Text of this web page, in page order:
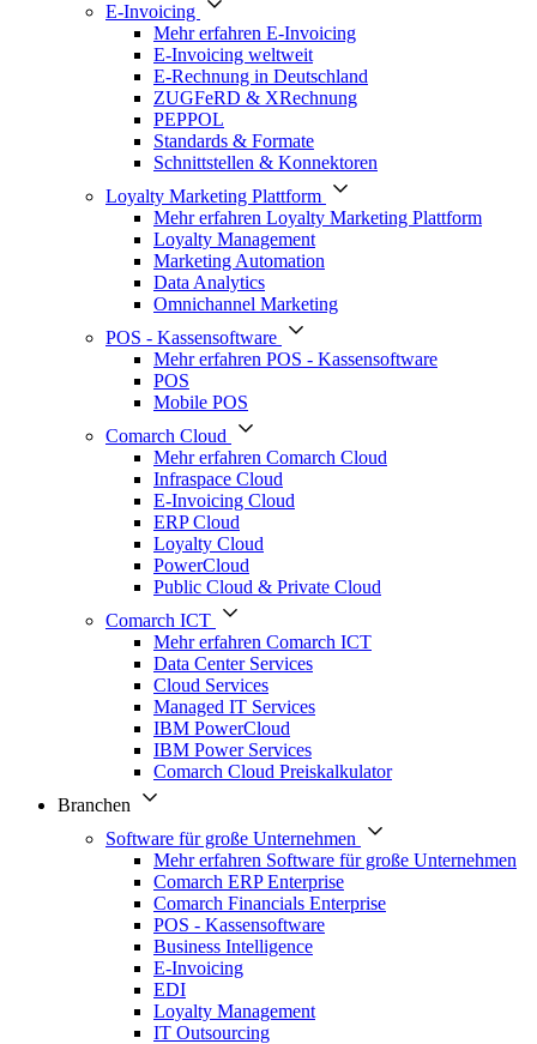
E-Invoicing
Mehr erfahren E-Invoicing
E-Invoicing weltweit
E-Rechnung in Deutschland
ZUGFeRD & XRechnung
PEPPOL
Standards & Formate
Schnittstellen & Konnektoren
Loyalty Marketing Plattform
Mehr erfahren Loyalty Marketing Plattform
Loyalty Management
Marketing Automation
Data Analytics
Omnichannel Marketing
POS - Kassensoftware
Mehr erfahren POS - Kassensoftware
POS
Mobile POS
Comarch Cloud
Mehr erfahren Comarch Cloud
Infraspace Cloud
E-Invoicing Cloud
ERP Cloud
Loyalty Cloud
PowerCloud
Public Cloud & Private Cloud
Comarch ICT
Mehr erfahren Comarch ICT
Data Center Services
Cloud Services
Managed IT Services
IBM PowerCloud
IBM Power Services
Comarch Cloud Preiskalkulator
Branchen
Software für große Unternehmen
Mehr erfahren Software für große Unternehmen
Comarch ERP Enterprise
Comarch Financials Enterprise
POS - Kassensoftware
Business Intelligence
E-Invoicing
EDI
Loyalty Management
IT Outsourcing